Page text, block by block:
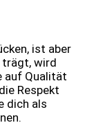
ist aber
trägt, wird
auf Qualität
Respekt
dich als